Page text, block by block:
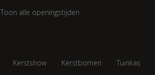
Toon alle openingstijden
Kerstshow Kerstbomen Tuinkas